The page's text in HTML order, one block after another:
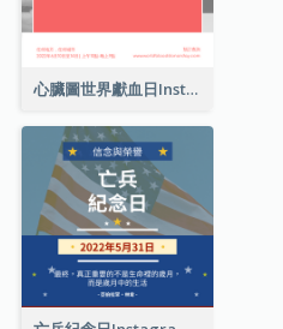
心臟圖世界獻血日Instagram帖子